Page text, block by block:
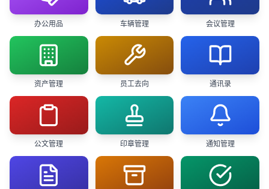
办公用品 车辆管理 会议管理
资产管理 员工去向 通讯录
公文管理 印章管理 通知管理